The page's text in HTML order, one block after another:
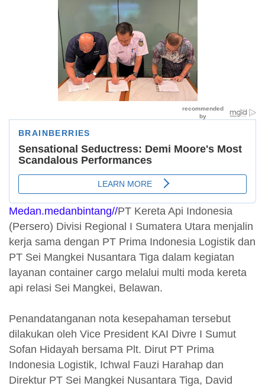
Medan.medanbintang//PT Kereta Api Indonesia
(Persero) Divisi Regional I Sumatera Utara menjalin
kerja sama dengan PT Prima Indonesia Logistik dan
PT Sei Mangkei Nusantara Tiga dalam kegiatan
layanan container cargo melalui multi moda kereta
api relasi Sei Mangkei, Belawan.
Penandatanganan nota kesepahaman tersebut
dilakukan oleh Vice President KAI Divre I Sumut
Sofan Hidayah bersama Plt. Dirut PT Prima
Indonesia Logistik, Ichwal Fauzi Harahap dan
Direktur PT Sei Mangkei Nusantara Tiga, David